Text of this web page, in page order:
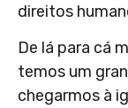
direitos
De lá para cá
temos um
chegarmos à